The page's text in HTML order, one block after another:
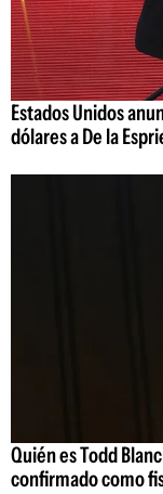
Estados Unidos
dólares a De la
Quién es Todd
confirmado como